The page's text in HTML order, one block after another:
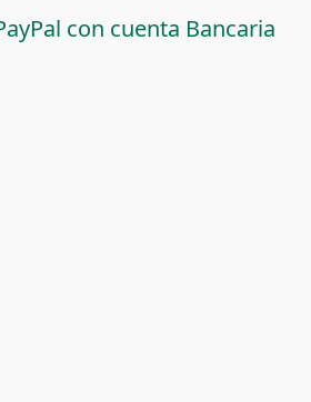
con cuenta Bancaria